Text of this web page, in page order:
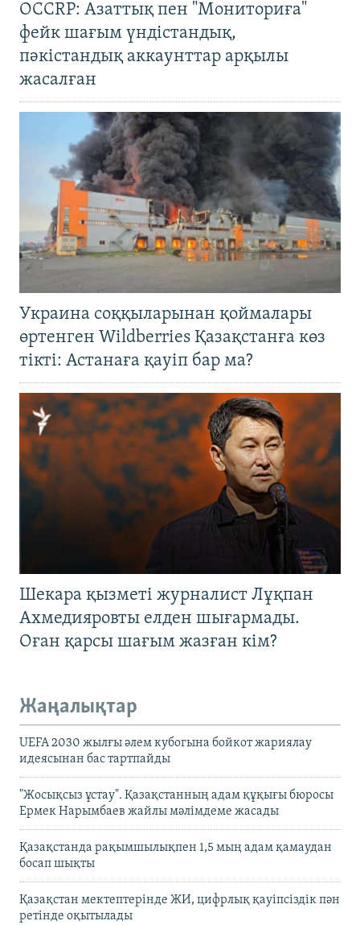
OCCRP: Азаттық пен "Мониториға"
фейк шағым үндістандық,
пәкістандық аккаунттар арқылы
жасалған
Украина соққыларынан қоймалары
өртенген Wildberries Қазақстанға көз
тікті: Астанаға қауіп бар ма?
Шекара қызметі журналист Лұқпан
Ахмедияровты елден шығармады.
Оған қарсы шағым жазған кім?
Жаңалықтар
UEFA 2030 жылғы әлем кубогына бойкот жариялау
идеясынан бас тартпайды
"Жосықсыз ұстау". Қазақстанның адам құқығы бюросы
Ермек Нарымбаев жайлы мәлімдеме жасады
Қазақстанда рақымшылықпен 1,5 мың адам қамаудан
босап шықты
Қазақстан мектептерінде ЖИ, цифрлық қауіпсіздік пән
ретінде оқытылады